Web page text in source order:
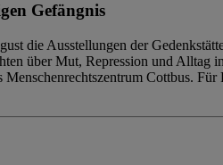
Gefängnis
die Ausstellungen der
über Mut, Repression und
Cottbus.